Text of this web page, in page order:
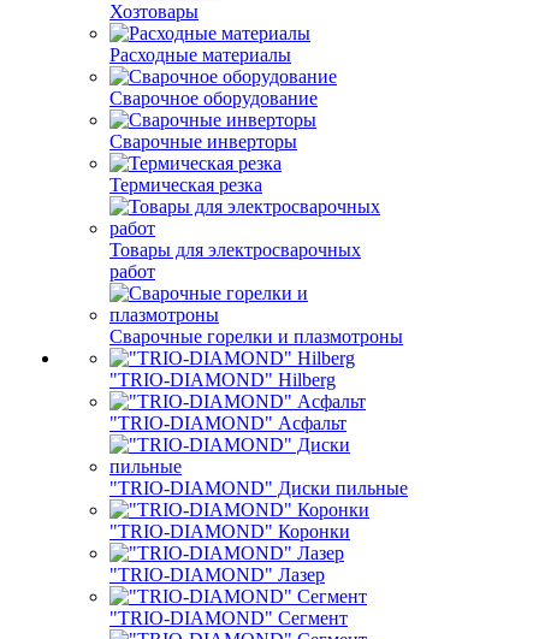
Хозтовары
Расходные материалы
Сварочное оборудование
Сварочные инверторы
Термическая резка
Товары для электросварочных
работ
Сварочные горелки и плазмотроны
"TRIO-DIAMOND" Hilberg
"TRIO-DIAMOND" Асфальт
"TRIO-DIAMOND" Диски пильные
"TRIO-DIAMOND" Коронки
"TRIO-DIAMOND" Лазер
"TRIO-DIAMOND" Сегмент